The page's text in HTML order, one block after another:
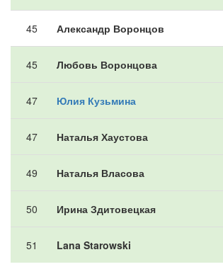
45 Александр Воронцов
45 Любовь Воронцова
47 Юлия Кузьмина
47 Наталья Хаустова
49 Наталья Власова
50 Ирина Здитовецкая
51 Lana Starowski